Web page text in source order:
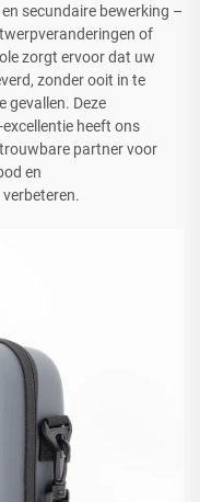
secundaire bewerking –
of
zorgt ervoor dat uw
zonder ooit in te
gevallen. Deze
heeft ons
partner voor
en